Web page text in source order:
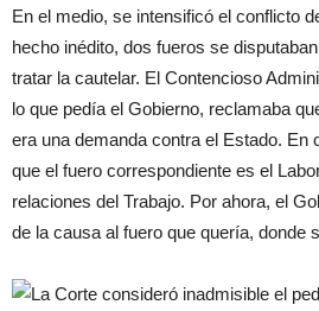
En el medio, se intensificó el conflicto
hecho inédito, dos fueros se
tratar la cautelar. El Contencioso
lo que pedía el Gobierno, reclamaba
era una demanda contra el Estado. En
que el fuero correspondiente es el
relaciones del Trabajo. Por ahora, el
de la causa al fuero que quería, donde